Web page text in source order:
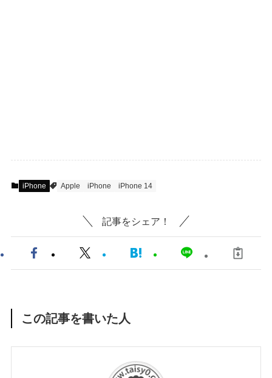
iPhone Apple iPhone iPhone 14
記事をシェア！
この記事を書いた人